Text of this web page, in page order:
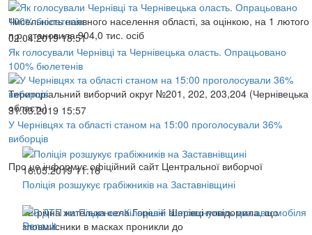
Чисельність наявного населення області, за оцінкою, на 1 лютого
п.р. становила 904,0 тис. осіб
02.04.2019 18:51
Як голосували Чернівці та Чернівецька оласть. Опрацьовано
100% бюлетенів
Територіальний виборчий округ №201, 202, 203,204 (Чернівецька
область)
31.03.2019 15:57
У Чернівцях та області станом на 15:00 проголосували 36%
виборців
Про це інформує офіційний сайт Центральної виборчої
16.05.2019 11:16
Поліція розшукує грабіжників на Заставнівщині
22-річна жителька села Горішні Шерівці повідомила, що
зловмисники в масках проникли до